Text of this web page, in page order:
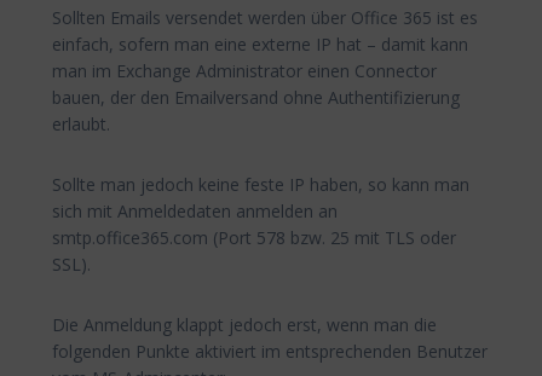
Sollten Emails versendet werden über Office 365 ist es
einfach, sofern man eine externe IP hat – damit kann
man im Exchange Administrator einen Connector
bauen, der den Emailversand ohne Authentifizierung
erlaubt.
Sollte man jedoch keine feste IP haben, so kann man
sich mit Anmeldedaten anmelden an
smtp.office365.com (Port 578 bzw. 25 mit TLS oder
SSL).
Die Anmeldung klappt jedoch erst, wenn man die
folgenden Punkte aktiviert im entsprechenden Benutzer